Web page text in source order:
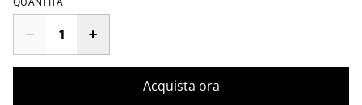
Acquista ora